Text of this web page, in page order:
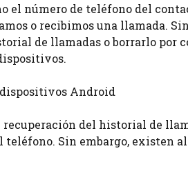
el número de teléfono del
o recibimos una llamada.
de llamadas o borrarlo por
Android
del historial de
Sin embargo, existen